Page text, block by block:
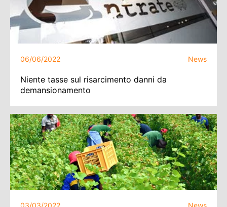
06/06/2022 News
Niente tasse sul risarcimento danni da
demansionamento
03/03/2022 News